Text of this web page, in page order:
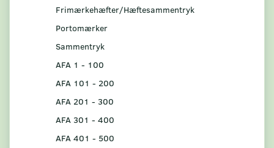
Frimærkehæfter/Hæftesammentryk
Portomærker
Sammentryk
AFA 1 - 100
AFA 101 - 200
AFA 201 - 300
AFA 301 - 400
AFA 401 - 500